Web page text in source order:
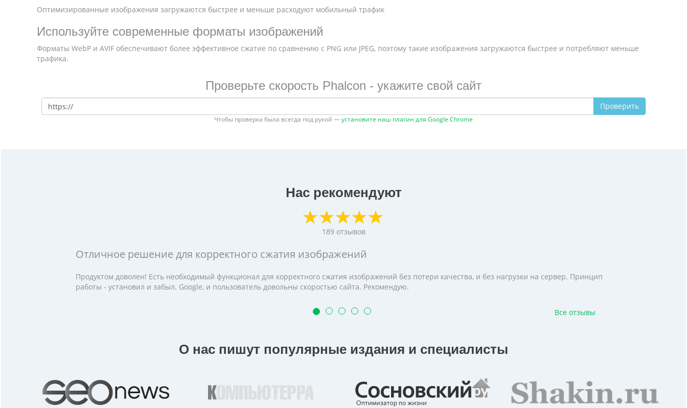
Оптимизированные изображения загружаются быстрее и меньше расходуют мобильный трафик
Используйте современные форматы изображений
Форматы WebP и AVIF обеспечивают более эффективное сжатие по сравнению с PNG или JPEG, поэтому такие изображения загружаются быстрее и потребляют меньше
трафика.
Проверьте скорость Phalcon - укажите свой сайт
Проверить
Чтобы проверка была всегда под рукой —установите наш плагин для Google Chrome
Нас рекомендуют
189 отзывов
Отличное решение для корректного сжатия изображений
Продуктом доволен! Есть необходимый функционал для корректного сжатия изображений без потери качества, и без нагрузки на сервер. Принцип
работы - установил и забыл. Google, и пользователь довольны скоростью сайта. Рекомендую.
Все отзывы
О нас пишут популярные издания и специалисты